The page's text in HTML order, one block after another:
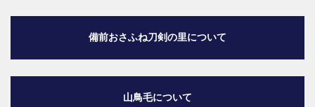
備前おさふね刀剣の里について
山鳥毛について